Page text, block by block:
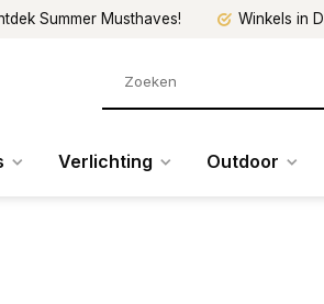
Summer Musthaves! Winkels in
Verlichting Outdoor